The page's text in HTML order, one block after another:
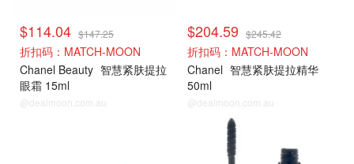
$114.04 $147.25
折扣码：MATCH-MOON
Chanel Beauty 智慧紧肤提拉
眼霜 15ml
@dealmoon.com.au
$204.59 $245.42
折扣码：MATCH-MOON
Chanel 智慧紧肤提拉精华
50ml
@dealmoon.com.au